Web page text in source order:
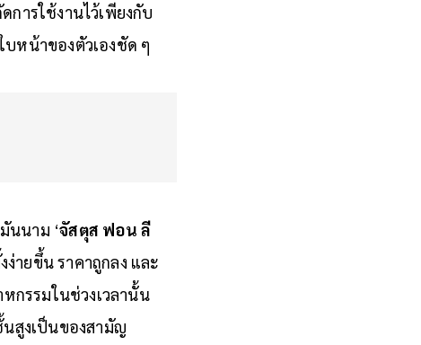
ารใช้งานไว้เพียงกับ
หน้าของตัวเองชัด ๆ
นนาม ‘จัสตุส ฟอน ลี
ง่ายขึ้น ราคาถูกลง และ
กรรมในช่วงเวลานั้น
สูงเป็นของสามัญ